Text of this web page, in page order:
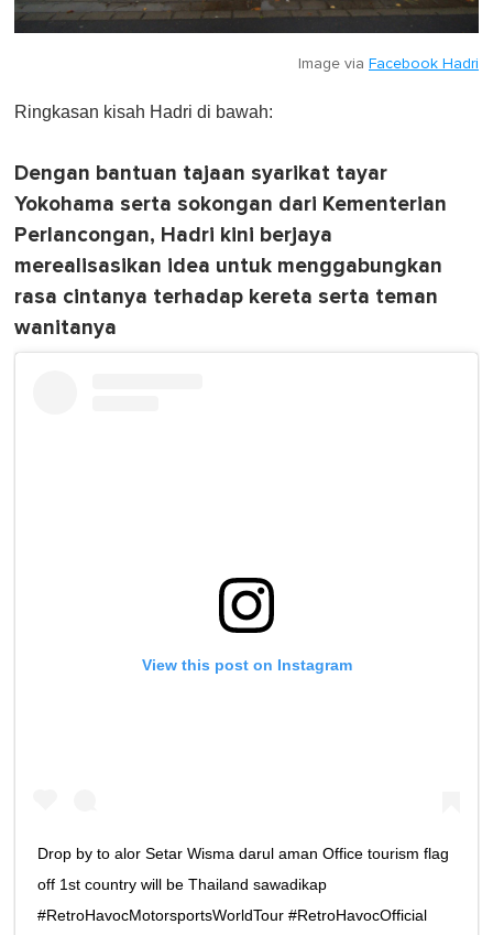
Image via Facebook Hadri
Ringkasan kisah Hadri di bawah:
Dengan bantuan tajaan syarikat tayar
Yokohama serta sokongan dari Kementerian
Perlancongan, Hadri kini berjaya
merealisasikan idea untuk menggabungkan
rasa cintanya terhadap kereta serta teman
wanitanya
View this post on Instagram
Drop by to alor Setar Wisma darul aman Office tourism flag
off 1st country will be Thailand sawadikap
#RetroHavocMotorsportsWorldTour #RetroHavocOfficial